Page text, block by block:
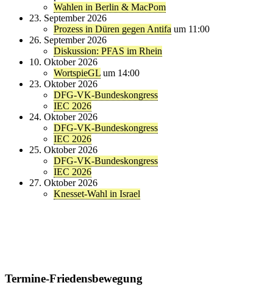
Wahlen in Berlin & MacPom
23. September 2026
Prozess in Düren gegen Antifa um 11:00
26. September 2026
Diskussion: PFAS im Rhein
10. Oktober 2026
WortspieGL um 14:00
23. Oktober 2026
DFG-VK-Bundeskongress
IEC 2026
24. Oktober 2026
DFG-VK-Bundeskongress
IEC 2026
25. Oktober 2026
DFG-VK-Bundeskongress
IEC 2026
27. Oktober 2026
Knesset-Wahl in Israel
Termine-Friedensbewegung